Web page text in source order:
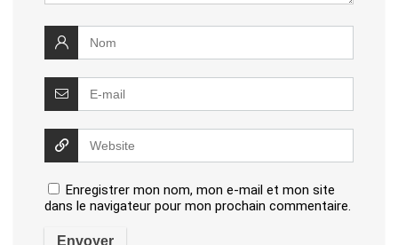
Enregistrer mon nom, mon e-mail et mon site
dans le navigateur pour mon prochain commentaire.